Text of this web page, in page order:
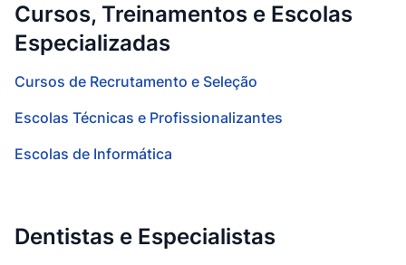
Cursos, Treinamentos e Escolas
Especializadas
Cursos de Recrutamento e Seleção
Escolas Técnicas e Profissionalizantes
Escolas de Informática
Dentistas e Especialistas